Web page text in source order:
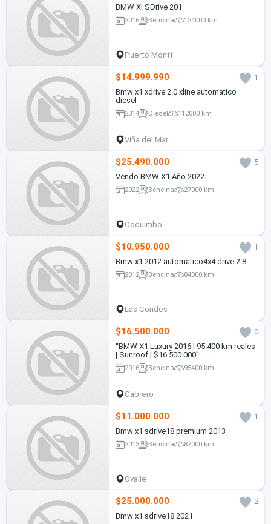
BMW XI SDrive 201
2016 Bencina 124000 km
Puerto Montt
$14.999.990
1
Bmw x1 xdrive 2.0 xline automatico
diesel
2014 Diesel 112000 km
Viña del Mar
$25.490.000
5
Vendo BMW X1 Año 2022
2022 Bencina 27000 km
Coquimbo
$10.950.000
1
Bmw x1 2012 automatico4x4 drive 2.8
2012 Bencina 84000 km
Las Condes
$16.500.000
0
“BMW X1 Luxury 2016 | 95.400 km reales
| Sunroof | $16.500.000”
2016 Bencina 95400 km
Cabrero
$11.000.000
1
Bmw x1 sdrive18 premium 2013
2013 Bencina 87000 km
Ovalle
$25.000.000
2
Bmw x1 sdrive18 2021